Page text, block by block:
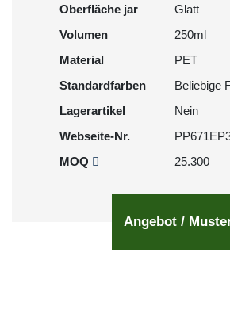
Oberfläche jar
Glatt
Volumen
250ml
Material
PET
Standardfarben
Beliebige
Lagerartikel
Nein
Webseite-Nr.
MOQ
25.300
Angebot /